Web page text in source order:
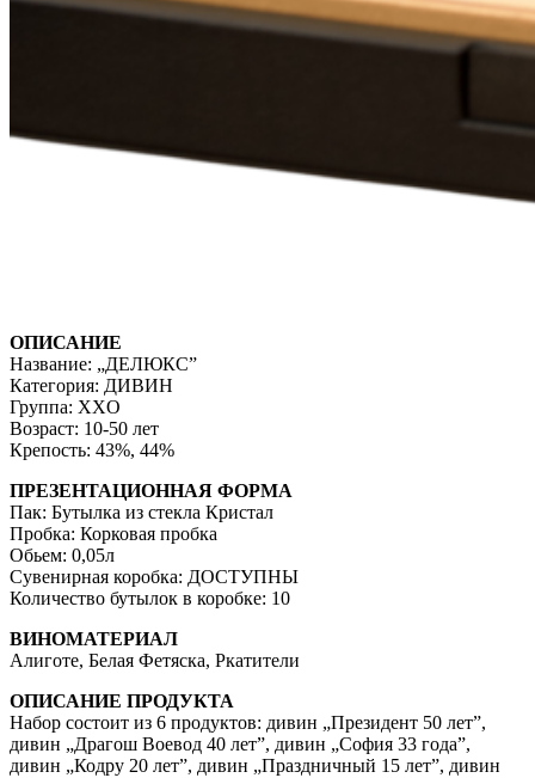
ОПИСАНИЕ
Название: „ДЕЛЮКС”
Категория: ДИВИН
Группа: ХXO
Возраст: 10-50 лет
Крепость: 43%, 44%
ПРЕЗЕНТАЦИОННАЯ ФОРМА
Пак: Бутылка из стекла Кристал
Пробка: Корковая пробка
Обьем: 0,05л
Сувенирная коробка: ДОСТУПНЫ
Количество бутылок в коробке: 10
ВИНОМАТЕРИАЛ
Алиготе, Белая Фетяска, Ркатители
ОПИСАНИЕ ПРОДУКТА
Набор состоит из 6 продуктов: дивин „Президент 50 лет”,
дивин „Драгош Воевод 40 лет”, дивин „София 33 года”,
дивин „Кодру 20 лет”, дивин „Праздничный 15 лет”, дивин